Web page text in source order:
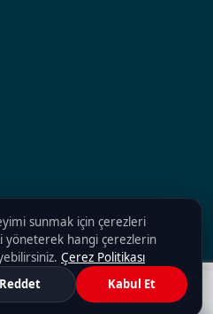
Yılmaz Boru Profil A.Ş. |
sunmak için çerezleri
yöneterek hangi çerezlerin
Çerez Politikası
Reddet Kabul Et